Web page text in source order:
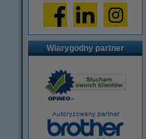
Wiarygodny partner